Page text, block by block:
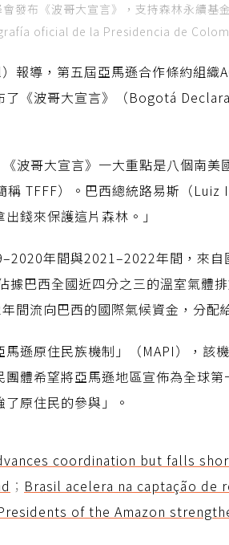
發布《波哥大宣言》，支持森林永續
oficial de la Presidencia de
報導，第五屆亞馬遜合作條約組
了《波哥大宣言》（Bogotá
波哥大宣言》一大重點是八個南
TFFF）。巴西總統路易斯（Luiz
錢來保護這片森林。」
年間與2021–2022年間，來
據巴西全國近四分之三的溫室氣體
間流向巴西的國際氣候資金，分配
遜原住民族機制」（MAPI），該
體希望將亞馬遜地區宣佈為全球
原住民的參與」。
coordination but falls
； Brasil acelera na captação de
of the Amazon